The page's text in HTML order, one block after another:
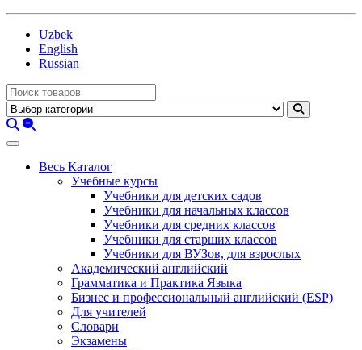
Uzbek
English
Russian
Весь Каталог
Учебные курсы
Учебники для детских садов
Учебники для начальных классов
Учебники для средних классов
Учебники для старших классов
Учебники для ВУЗов, для взрослых
Академический английский
Грамматика и Практика Языка
Бизнес и профессиональный английский (ESP)
Для учителей
Словари
Экзамены